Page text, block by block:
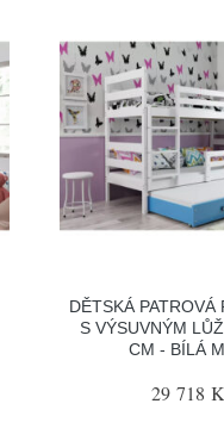
DĚTSKÁ PATROVÁ
S VÝSUVNÝM
CM - BÍLÁ
29 718